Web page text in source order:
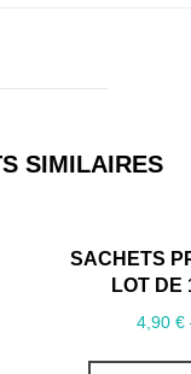
SIMILAIRES
SACHETS
LOT DE
4,90€